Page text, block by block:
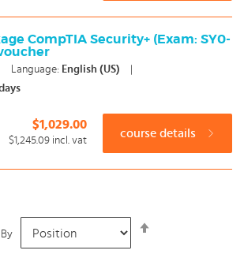
CompTIA Security+ (Exam: SY0-
Language: English (US)
$1,029.00
$1,245.09 incl. vat
course details